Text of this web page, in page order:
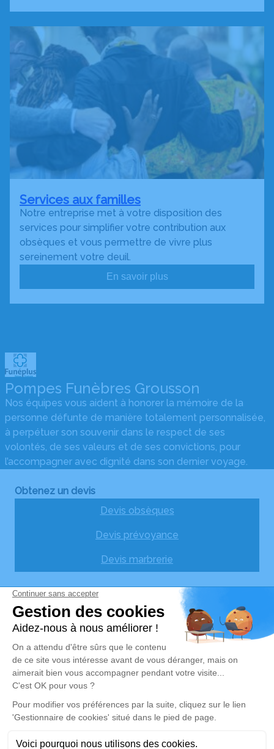
Services aux familles
Notre entreprise met à votre disposition des
services pour simplifier votre contribution aux
obsèques et vous permettre de vivre plus
sereinement votre deuil.
En savoir plus
Pompes Funèbres Grousson
Nos équipes vous aident à honorer la mémoire de la
personne défunte de manière totalement personnalisée,
à perpétuer son souvenir dans le respect de ses
volontés, de ses valeurs et de ses convictions, pour
l’accompagner avec dignité dans son dernier voyage.
Obtenez un devis
Devis obsèques
Devis prévoyance
Devis marbrerie
Nos agences
de feuilles en fleurs - Fleuriste
06 83 13 50 97
grousson.eric@orange.fr
10 Rue du 11 Novembre - 43220 - Dunières
SAS Pompes Funèbres Grousson
06 44 63 21 83
grousson.eric@orange.fr
Velay